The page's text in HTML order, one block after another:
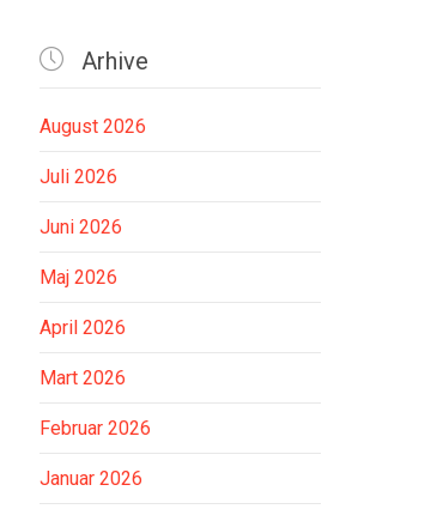
 Arhive
August 2026
Juli 2026
Juni 2026
Maj 2026
April 2026
Mart 2026
Februar 2026
Januar 2026